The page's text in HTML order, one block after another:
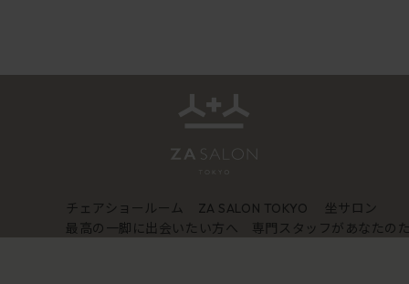
チェアショールーム ZA SALON TOKYO
坐サロン
最高の一脚に出会いたい方へ 専門スタッフがあなたの